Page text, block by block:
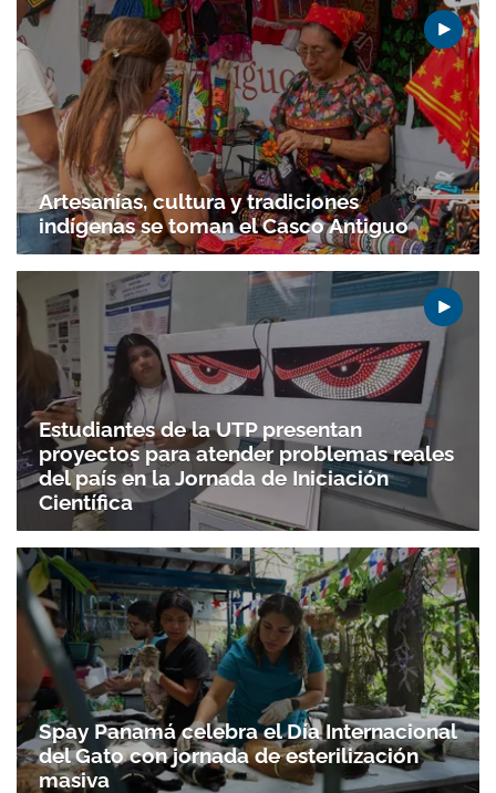
Artesanías, cultura y tradiciones
indígenas se toman el Casco Antiguo
Estudiantes de la UTP presentan
proyectos para atender problemas reales
del país en la Jornada de Iniciación
Científica
Spay Panamá celebra el Día Internacional
del Gato con jornada de esterilización
masiva